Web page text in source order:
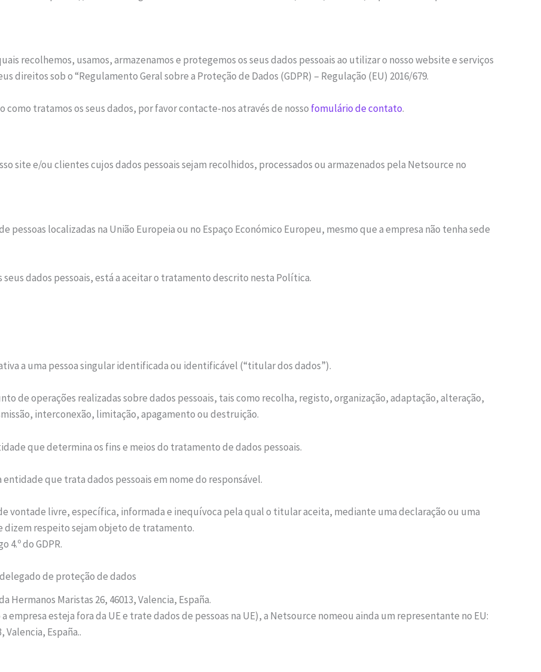
recolhemos, usamos, armazenamos e protegemos os seus dados pessoais ao utilizar o nosso website e serviços
direitos sob o “Regulamento Geral sobre a Proteção de Dados (GDPR) – Regulação (EU) 2016/679.
tratamos os seus dados, por favor contacte-nos através de nosso fomulário de contato.
site e/ou clientes cujos dados pessoais sejam recolhidos, processados ou armazenados pela Netsource no
pessoas localizadas na União Europeia ou no Espaço Económico Europeu, mesmo que a empresa não tenha sede
dados pessoais, está a aceitar o tratamento descrito nesta Política.
a uma pessoa singular identificada ou identificável (“titular dos dados”).
de operações realizadas sobre dados pessoais, tais como recolha, registo, organização, adaptação, alteração,
interconexão, limitação, apagamento ou destruição.
que determina os fins e meios do tratamento de dados pessoais.
que trata dados pessoais em nome do responsável.
vontade livre, específica, informada e inequívoca pela qual o titular aceita, mediante uma declaração ou uma
dizem respeito sejam objeto de tratamento.
4.º do GDPR.
de proteção de dados
Maristas 26, 46013, Valencia, España.
empresa esteja fora da UE e trate dados de pessoas na UE), a Netsource nomeou ainda um representante no EU:
Valencia, España..